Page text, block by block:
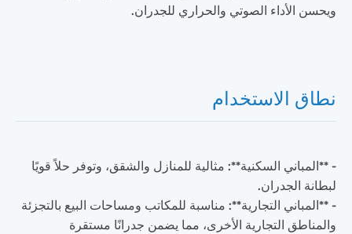
ويحسن الأداء الصوتي والحراري للجدران.
نطاق الاستخدام
- **المباني السكنية**: مثالية للمنازل والشقق، وتوفر حلاً قويًا
لبطانة الجدران.
- **المباني التجارية**: مناسبة للمكاتب ومساحات البيع بالتجزئة
والمناطق التجارية الأخرى، مما يضمن جدرانًا مستقرة